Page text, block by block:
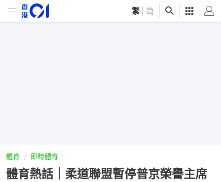
繁 简
體育 即時體育
體育熱話｜柔道聯盟暫停普京榮譽主席